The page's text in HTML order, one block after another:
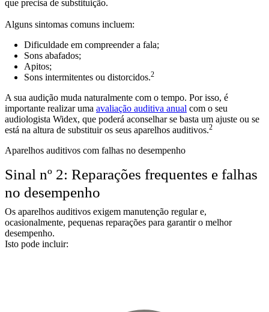
que precisa de substituição.
Alguns sintomas comuns incluem:
Dificuldade em compreender a fala;
Sons abafados;
Apitos;
Sons intermitentes ou distorcidos.2
A sua audição muda naturalmente com o tempo. Por isso, é
importante realizar uma avaliação auditiva anual com o seu
audiologista Widex, que poderá aconselhar se basta um ajuste ou se
está na altura de substituir os seus aparelhos auditivos.2
Aparelhos auditivos com falhas no desempenho
Sinal nº 2: Reparações frequentes e falhas
no desempenho
Os aparelhos auditivos exigem manutenção regular e,
ocasionalmente, pequenas reparações para garantir o melhor
desempenho.
Isto pode incluir: